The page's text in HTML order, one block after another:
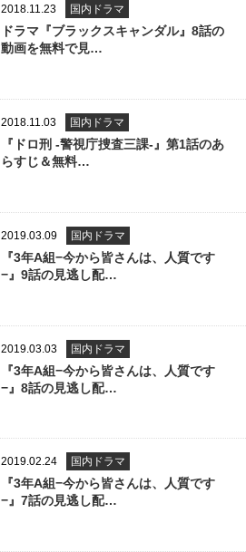
2018.11.23 国内ドラマ
ドラマ『ブラックスキャンダル』8話の
動画を無料で見…
2018.11.03 国内ドラマ
『ドロ刑 -警視庁捜査三課-』第1話のあ
らすじ＆無料…
2019.03.09 国内ドラマ
『3年A組−今から皆さんは、人質です
−』9話の見逃し配…
2019.03.03 国内ドラマ
『3年A組−今から皆さんは、人質です
−』8話の見逃し配…
2019.02.24 国内ドラマ
『3年A組−今から皆さんは、人質です
−』7話の見逃し配…